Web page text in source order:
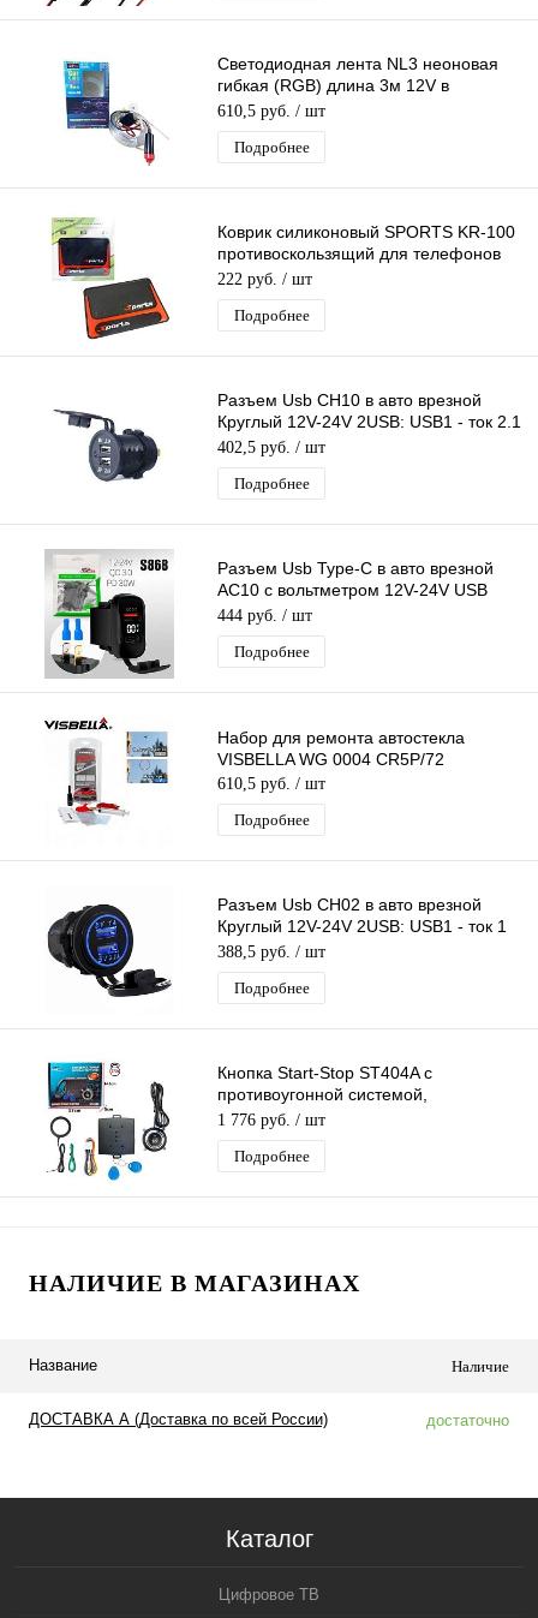
Светодиодная лента NL3 неоновая
гибкая (RGB) длина 3м 12V в
автомобиль
610,5 руб. / шт
Подробнее
Коврик силиконовый SPORTS KR-100
противоскользящий для телефонов
(13*18,5см)
222 руб. / шт
Подробнее
Разъем Usb CH10 в авто врезной
Круглый 12V-24V 2USB: USB1 - ток 2.1
Ампер, USB2 - ток 2.1 Ампер
402,5 руб. / шт
Подробнее
Разъем Usb Type-C в авто врезной
AC10 с вольтметром 12V-24V USB
QC3.0 - Type-C PD 30W
444 руб. / шт
Подробнее
Набор для ремонта автостекла
VISBELLA WG 0004 CR5P/72
610,5 руб. / шт
Подробнее
Разъем Usb CH02 в авто врезной
Круглый 12V-24V 2USB: USB1 - ток 1
Ампер, USB2 - ток 2.1 Ампер
388,5 руб. / шт
Подробнее
Кнопка Start-Stop ST404A с
противоугонной системой,
универсальная
1 776 руб. / шт
Подробнее
НАЛИЧИЕ В МАГАЗИНАХ
Название Наличие
ДОСТАВКА А (Доставка по всей России) достаточно
Каталог
Цифровое ТВ